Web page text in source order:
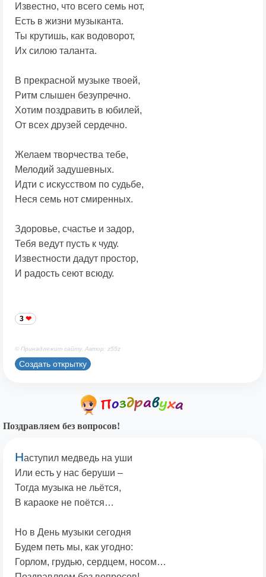
Известно, что всего семь нот,
Есть в жизни музыканта.
Ты крутишь, как водоворот,
Их силою таланта.
В прекрасной музыке твоей,
Ритм слышен безупречно.
Хотим поздравить в юбилей,
От всех друзей сердечно.
Желаем творчества тебе,
Мелодий задушевных.
Идти с искусством по судьбе,
Неся семь нот смиренных.
Здоровье, счастье и задор,
Тебя ведут пусть к чуду.
Известности дадут простор,
И радость сеют всюду.
3
© Принадлежит сайту. Автор: z55z
Создать открытку
Поздравляем без вопросов!
Наступил медведь на уши
Или есть у нас беруши –
Тогда музыка не льётся,
В караоке не поётся…
Но в День музыки сегодня
Будем петь мы, как угодно:
Горлом, грудью, сердцем, носом…